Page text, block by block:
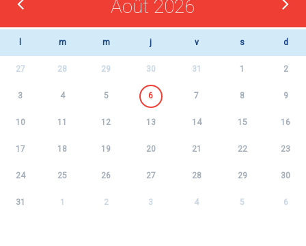
Août 2026
m m j v s d
27 28 29 30 31 1 2
3 4 5 6 7 8 9
10 11 12 13 14 15 16
17 18 19 20 21 22 23
24 25 26 27 28 29 30
31 1 2 3 4 5 6